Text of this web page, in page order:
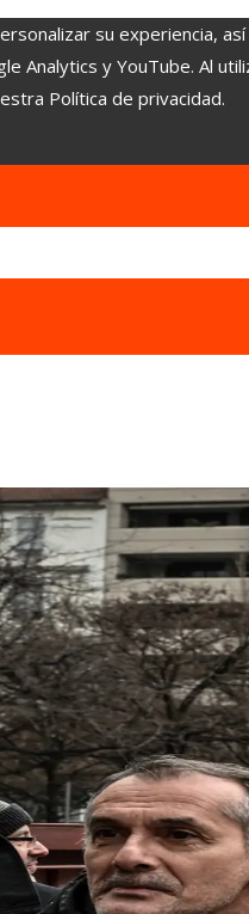
su experiencia,
Analytics y YouTube. Al
Política de privacidad.